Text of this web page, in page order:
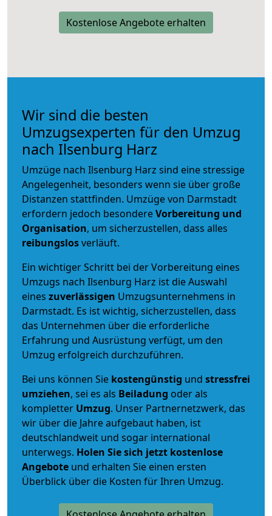
Kostenlose Angebote erhalten
Wir sind die besten
Umzugsexperten für den Umzug
nach Ilsenburg Harz
Umzüge nach Ilsenburg Harz sind eine stressige
Angelegenheit, besonders wenn sie über große
Distanzen stattfinden. Umzüge von Darmstadt
erfordern jedoch besondereVorbereitung und
Organisation, um sicherzustellen, dass alles
reibungslosverläuft.
Ein wichtiger Schritt bei der Vorbereitung eines
Umzugs nach Ilsenburg Harz ist die Auswahl
eines zuverlässigen Umzugsunternehmens in
Darmstadt. Es ist wichtig, sicherzustellen, dass
das Unternehmen über die erforderliche
Erfahrung und Ausrüstung verfügt, um den
Umzug erfolgreich durchzuführen.
Bei uns können Sie kostengünstig und stressfrei
umziehen, sei es als Beiladung oder als
kompletter Umzug. Unser Partnernetzwerk, das
wir über die Jahre aufgebaut haben, ist
deutschlandweit und sogar international
unterwegs. Holen Sie sich jetzt kostenlose
Angebote und erhalten Sie einen ersten
Überblick über die Kosten für Ihren Umzug.